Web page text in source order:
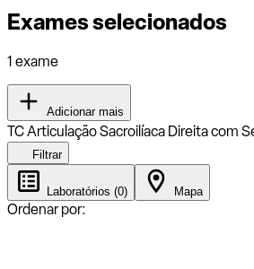
Exames selecionados
1 exame
Adicionar mais
TC Articulação Sacroilíaca Direita com
Filtrar
Laboratórios (0) Mapa
Ordenar por: